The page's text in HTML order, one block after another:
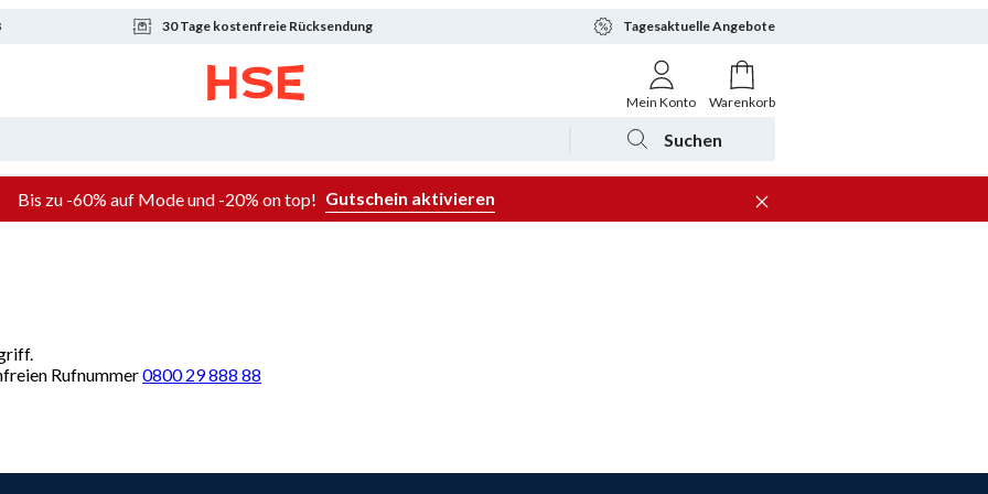
30 Tage kostenfreie Rücksendung Tagesaktuelle Angebote
Mein Konto Warenkorb
Suchen
Bis zu -60% auf Mode und -20% on top! Gutschein aktivieren
Rufnummer0800 29 888 88